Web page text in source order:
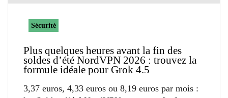
Sécurité
Plus quelques heures avant la fin des
soldes d’été NordVPN 2026 : trouvez la
formule idéale pour Grok 4.5
3,37 euros, 4,33 euros ou 8,19 euros par mois :